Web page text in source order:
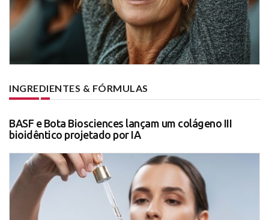
INGREDIENTES & FÓRMULAS
BASF e Bota Biosciences lançam um colágeno III
bioidêntico projetado por IA